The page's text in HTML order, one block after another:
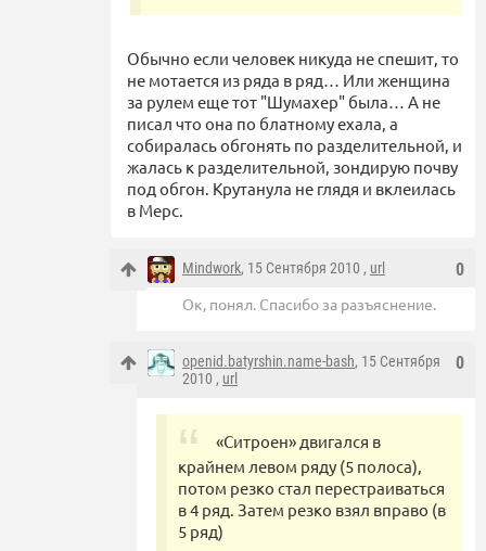
Обычно если человек никуда не спешит, то
не мотается из ряда в ряд… Или женщина
за рулем еще тот "Шумахер" была… А не
писал что она по блатному ехала, а
собиралась обгонять по разделительной, и
жалась к разделительной, зондирую почву
под обгон. Крутанула не глядя и вклеилась
в Мерс.
0
Mindwork, 15 Сентября 2010 , url
Ок, понял. Спасибо за разъяснение.
0
openid.batyrshin.name-bash, 15 Сентября
2010 , url
«Ситроен» двигался в
крайнем левом ряду (5 полоса),
потом резко стал перестраиваться
в 4 ряд. Затем резко взял вправо (в
5 ряд)